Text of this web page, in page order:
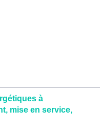
à
mise en service,